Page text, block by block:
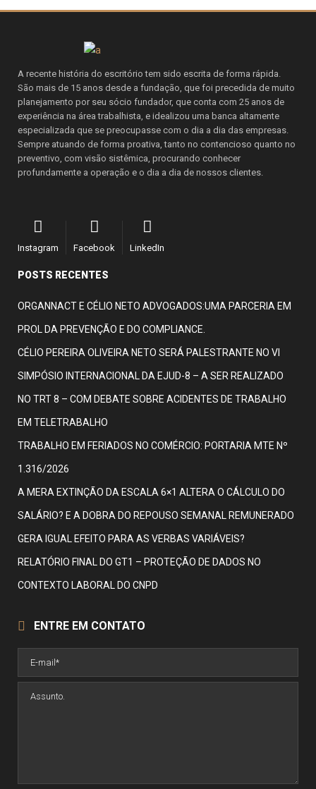
A recente história do escritório tem sido escrita de forma rápida.
São mais de 15 anos desde a fundação, que foi precedida de muito
planejamento por seu sócio fundador, que conta com 25 anos de
experiência na área trabalhista, e idealizou uma banca altamente
especializada que se preocupasse com o dia a dia das empresas.
Sempre atuando de forma proativa, tanto no contencioso quanto no
preventivo, com visão sistêmica, procurando conhecer
profundamente a operação e o dia a dia de nossos clientes.
Instagram Facebook LinkedIn
POSTS RECENTES
ORGANNACT E CÉLIO NETO ADVOGADOS:UMA PARCERIA EM
PROL DA PREVENÇÃO E DO COMPLIANCE.
CÉLIO PEREIRA OLIVEIRA NETO SERÁ PALESTRANTE NO VI
SIMPÓSIO INTERNACIONAL DA EJUD-8 – A SER REALIZADO
NO TRT 8 – COM DEBATE SOBRE ACIDENTES DE TRABALHO
EM TELETRABALHO
TRABALHO EM FERIADOS NO COMÉRCIO: PORTARIA MTE Nº
1.316/2026
A MERA EXTINÇÃO DA ESCALA 6×1 ALTERA O CÁLCULO DO
SALÁRIO? E A DOBRA DO REPOUSO SEMANAL REMUNERADO
GERA IGUAL EFEITO PARA AS VERBAS VARIÁVEIS?
RELATÓRIO FINAL DO GT1 – PROTEÇÃO DE DADOS NO
CONTEXTO LABORAL DO CNPD
ENTRE EM CONTATO